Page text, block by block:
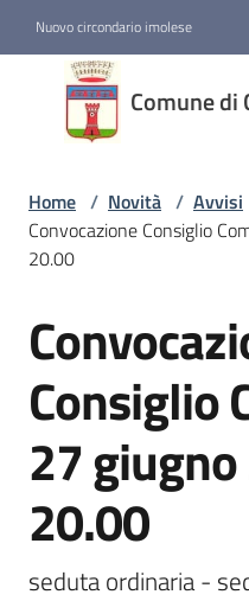
Nuovo circondario imolese
Comune di
Comune di
Amministrazione
Vivere
Casalfiumanese
Home / Novità / Avvisi
Convocazione Consiglio
20.00
Salta al contenuto
Consiglio
27
20.00
seduta ordinaria -